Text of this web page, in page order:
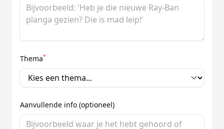
Thema*
Aanvullende info (optioneel)